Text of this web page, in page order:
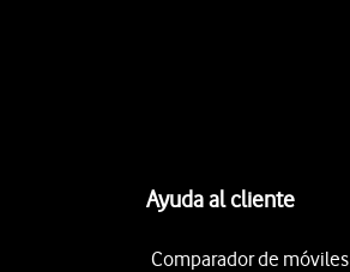
Ayuda al cliente
Comparador de móviles